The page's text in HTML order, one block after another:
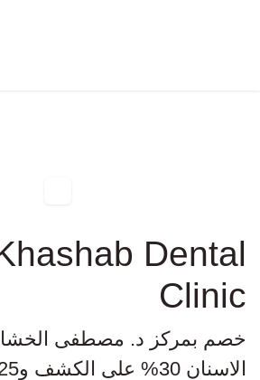
Dental Clinic
خصم بمركز د. مصطفى الخشاب
30% على
وخدمات المركز